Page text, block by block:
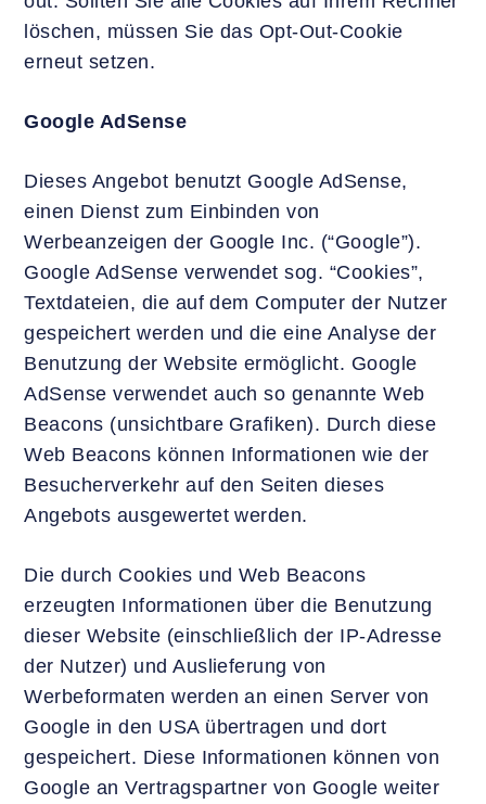
löschen, müssen Sie das Opt-Out-Cookie
erneut setzen.
Google AdSense
Dieses Angebot benutzt Google AdSense,
einen Dienst zum Einbinden von
Werbeanzeigen der Google Inc. (“Google”).
Google AdSense verwendet sog. “Cookies”,
Textdateien, die auf dem Computer der Nutzer
gespeichert werden und die eine Analyse der
Benutzung der Website ermöglicht. Google
AdSense verwendet auch so genannte Web
Beacons (unsichtbare Grafiken). Durch diese
Web Beacons können Informationen wie der
Besucherverkehr auf den Seiten dieses
Angebots ausgewertet werden.
Die durch Cookies und Web Beacons
erzeugten Informationen über die Benutzung
dieser Website (einschließlich der IP-Adresse
der Nutzer) und Auslieferung von
Werbeformaten werden an einen Server von
Google in den USA übertragen und dort
gespeichert. Diese Informationen können von
Google an Vertragspartner von Google weiter